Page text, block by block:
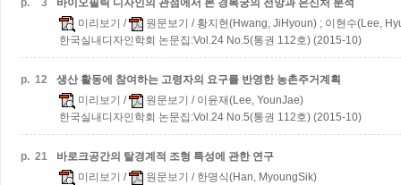
p. 3
바이오필릭 디자인의 관점에서 본 경복궁의 전망과 은신처 분석
미리보기 / 원문보기 / 황지현(Hwang, JiHyoun) ; 이현수(Lee,
한국실내디자인학회 논문집:Vol.24 No.5(통권 112호) (2015-10)
p. 12
생산 활동에 참여하는 고령자의 요구를 반영한 농촌주거계획
미리보기 / 원문보기 / 이윤재(Lee, YounJae)
한국실내디자인학회 논문집:Vol.24 No.5(통권 112호) (2015-10)
p. 21
바로크공간의 탈경계적 조형 특성에 관한 연구
미리보기 / 원문보기 / 한명식(Han, MyoungSik)